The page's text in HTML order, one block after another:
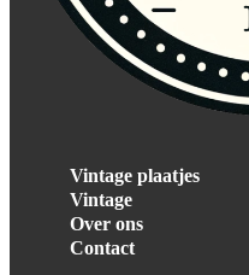
Vintage plaatjes
Vintage
Over ons
Contact